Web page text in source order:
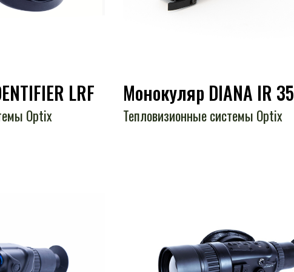
LRF
Optix
Монокуляр DIANA IR 35
Тепловизионные системы Optix